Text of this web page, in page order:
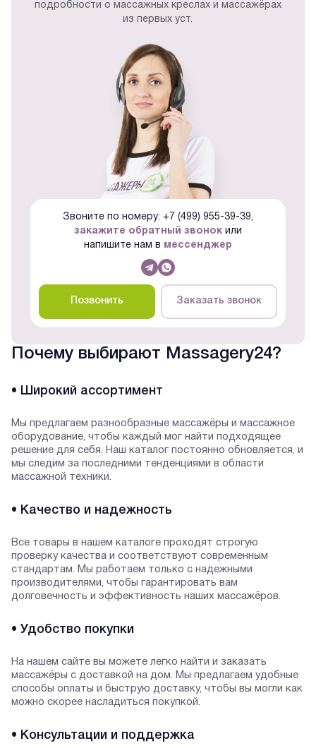
подробности о массажных креслах и массажёрах
из первых уст.
Звоните по номеру: +7 (499) 955-39-39,
закажите обратный звонокили
напишите нам в
мессенджер
Позвонить Заказать звонок
Почему выбирают Massagery24?
• Широкий ассортимент
Мы предлагаем разнообразные массажёры и массажное
оборудование, чтобы каждый мог найти подходящее
решение для себя. Наш каталог постоянно обновляется, и
мы следим за последними тенденциями в области
массажной техники.
• Качество и надежность
Все товары в нашем каталоге проходят строгую
проверку качества и соответствуют современным
стандартам. Мы работаем только с надежными
производителями, чтобы гарантировать вам
долговечность и эффективность наших массажёров.
• Удобство покупки
На нашем сайте вы можете легко найти и заказать
массажёры с доставкой на дом. Мы предлагаем удобные
способы оплаты и быструю доставку, чтобы вы могли как
можно скорее насладиться покупкой.
• Консультации и поддержка